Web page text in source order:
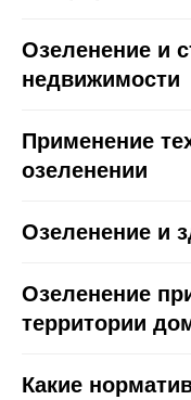
Озеленение и
недвижимости
Применение
озеленении
Озеленение и
Озеленение
территории
Какие